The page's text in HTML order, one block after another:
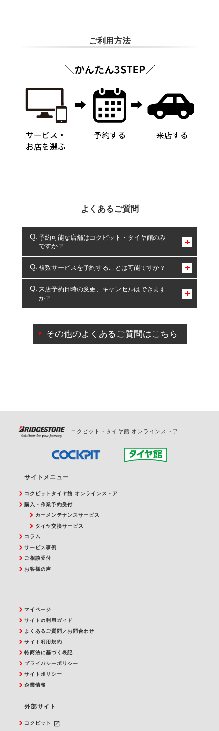
ご利用方法
よくあるご質問
予約可能な店舗はコクピット・タイヤ館のみ
ですか？
コクピット・タイヤ館のみとなります。
複数サービスを予約することは可能ですか？
複数サービスのご予約は可能です。
一部の商品・サービスの組み合わせに限り、同時にご予約が
出来ないものもございます。
来店予約日時の変更、キャンセルはできます
か？
ご来店予約日の3営業日前を過ぎている場合のご予約
の日時変更につきましては、直接ご予約の店舗まで
その他のよくあるご質問はこちら
コクピット・タイヤ館 オンラインストア
サイトメニュー
コクピットタイヤ館 オンラインストア
購入・作業予約受付
カーメンテナンスサービス
タイヤ交換サービス
コラム
サービス事例
ご相談受付
お客様の声
マイページ
サイトの利用ガイド
よくあるご質問／お問合わせ
サイト利用規約
特商法に基づく表記
プライバシーポリシー
サイトポリシー
企業情報
外部サイト
コクピット
launch